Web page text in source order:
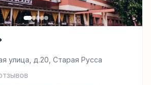
улица, д.20, Старая Русса